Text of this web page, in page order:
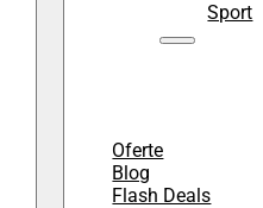
Sport
Oferte
Blog
Flash Deals